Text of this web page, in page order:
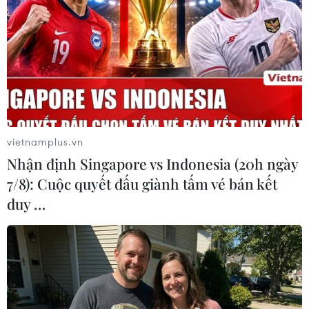
chuẩn
03/08/2026 01:04
Xem thêm
CƠ QUAN CHỦ QUẢN: THÔNG TẤN XÃ VIỆT NAM
Phó Tổng Biên tập: NGUYỄN THỊ TÁM, KHÚC THANH
THỦY
Sở hữu trí tuệ
Quy định sử dụng
vietnamplus.vn
Nhận định Singapore vs Indonesia (20h ngày
7/8): Cuộc quyết đấu giành tấm vé bán kết
duy …